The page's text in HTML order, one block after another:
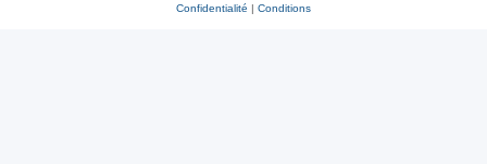
Confidentialité | Conditions